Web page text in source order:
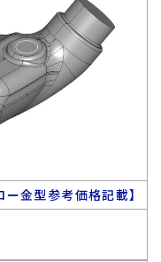
ー金型参考価格記載】